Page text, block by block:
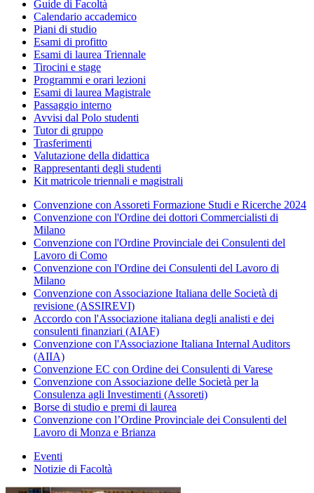
Guide di Facoltà
Calendario accademico
Piani di studio
Esami di profitto
Esami di laurea Triennale
Tirocini e stage
Programmi e orari lezioni
Esami di laurea Magistrale
Passaggio interno
Avvisi dal Polo studenti
Tutor di gruppo
Trasferimenti
Valutazione della didattica
Rappresentanti degli studenti
Kit matricole triennali e magistrali
Convenzione con Assoreti Formazione Studi e Ricerche 2024
Convenzione con l'Ordine dei dottori Commercialisti di
Milano
Convenzione con l'Ordine Provinciale dei Consulenti del
Lavoro di Como
Convenzione con l'Ordine dei Consulenti del Lavoro di
Milano
Convenzione con Associazione Italiana delle Società di
revisione (ASSIREVI)
Accordo con l'Associazione italiana degli analisti e dei
consulenti finanziari (AIAF)
Convenzione con l'Associazione Italiana Internal Auditors
(AIIA)
Convenzione EC con Ordine dei Consulenti di Varese
Convenzione con Associazione delle Società per la
Consulenza agli Investimenti (Assoreti)
Borse di studio e premi di laurea
Convenzione con l’Ordine Provinciale dei Consulenti del
Lavoro di Monza e Brianza
Eventi
Notizie di Facoltà